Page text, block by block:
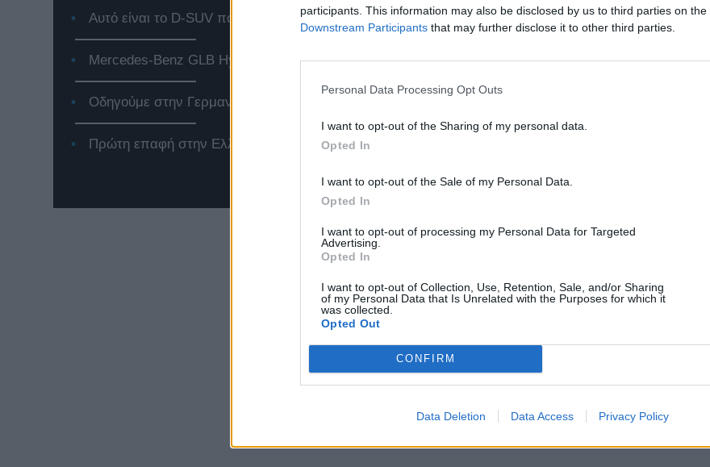
participants. This information may also be disclosed by us to third parties on the
Downstream Participants that may further disclose it to other third parties.
Personal Data Processing Opt Outs
I want to opt-out of the Sharing of my personal data.
Opted In
I want to opt-out of the Sale of my Personal Data.
Opted In
I want to opt-out of processing my Personal Data for Targeted
Advertising.
Opted In
I want to opt-out of Collection, Use, Retention, Sale, and/or Sharing
of my Personal Data that Is Unrelated with the Purposes for which it
was collected.
Opted Out
CONFIRM
Data Deletion Data Access Privacy Policy
Αυτό είναι το D-SUV που αλλάζει τα δεδομένα στην κατηγορία του!
Mercedes-Benz GLB Hybrid: Το premium SUV που έρχεται να αλλάξει τα δεδομένα
Οδηγούμε στην Γερμανία το Jeep Compass 4xe
Πρώτη επαφή στην Ελλάδα με το νέο Renault Twingo E-Tech